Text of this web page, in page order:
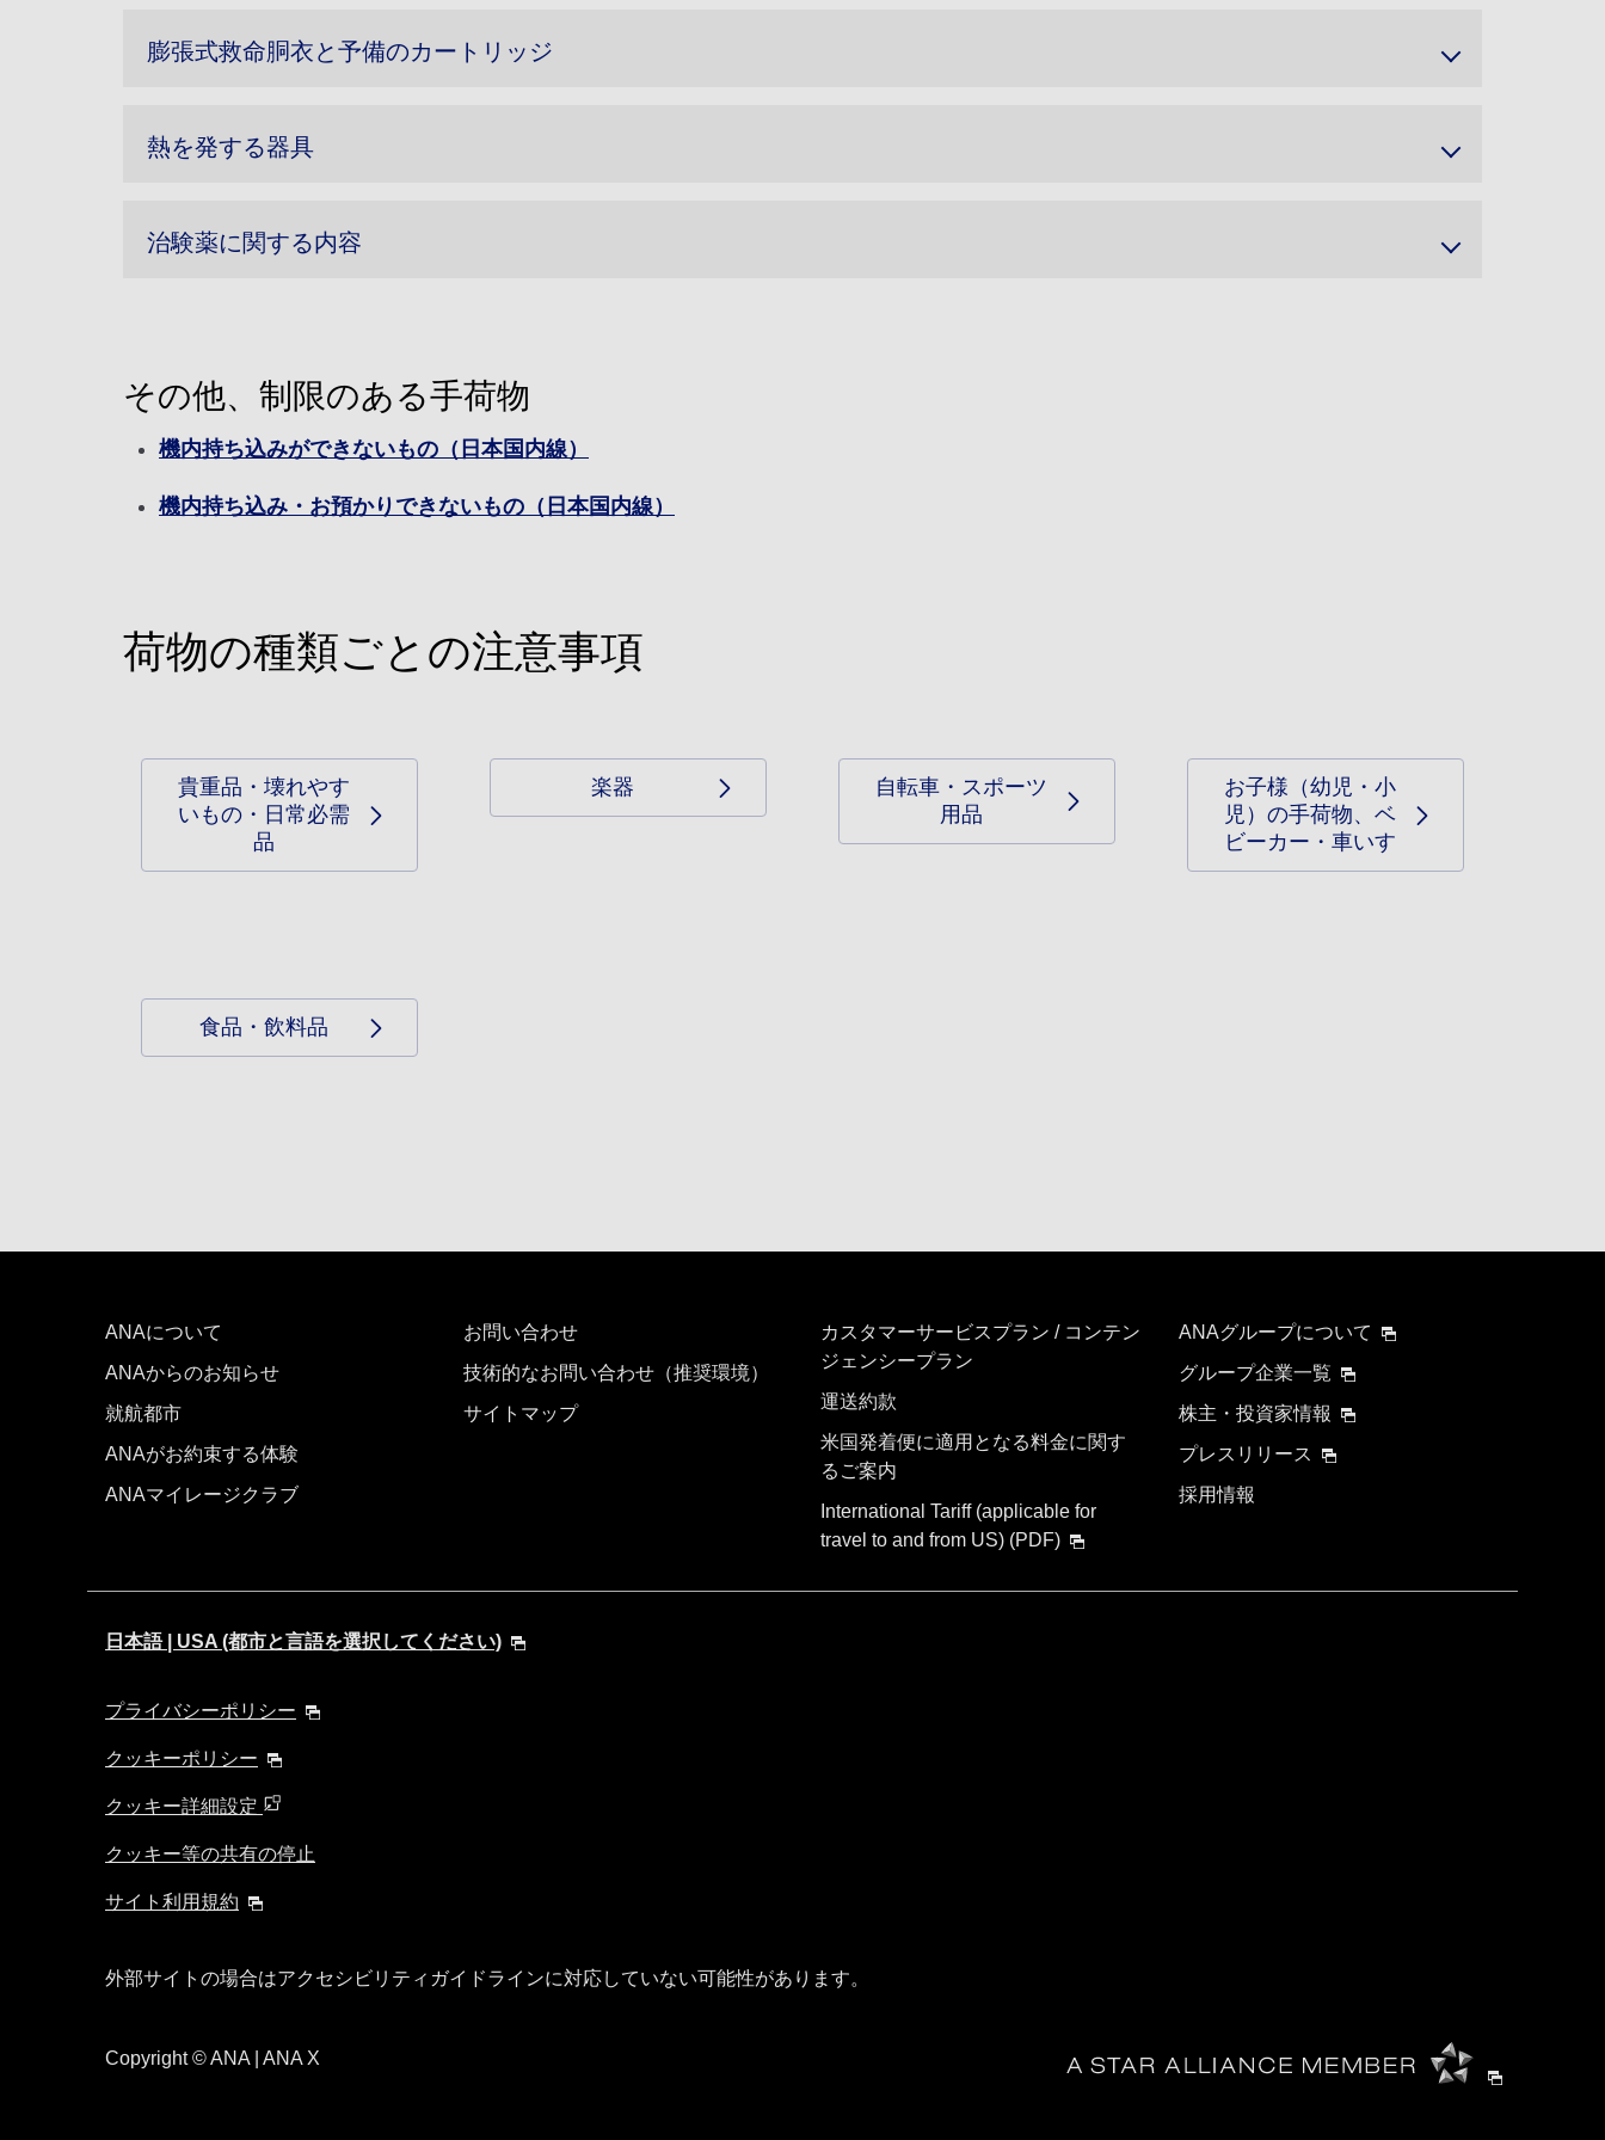
膨張式救命胴衣と予備のカートリッジ
熱を発する器具
治験薬に関する内容
その他、制限のある手荷物
機内持ち込みができないもの（日本国内線）
機内持ち込み・お預かりできないもの（日本国内線）
荷物の種類ごとの注意事項
貴重品・壊れやす
いもの・日常必需
品
楽器
自転車・スポーツ
用品
お子様（幼児・小
児）の手荷物、ベ
ビーカー・車いす
食品・飲料品
ANAについて
ANAからのお知らせ
就航都市
ANAがお約束する体験
ANAマイレージクラブ
お問い合わせ
技術的なお問い合わせ（推奨環境）
サイトマップ
カスタマーサービスプラン / コンテン
ジェンシープラン
運送約款
米国発着便に適用となる料金に関す
るご案内
International Tariff (applicable for
travel to and from US) (PDF)
ANAグループについて
グループ企業一覧
株主・投資家情報
プレスリリース
採用情報
日本語 | USA (都市と言語を選択してください)
プライバシーポリシー
クッキーポリシー
クッキー詳細設定
クッキー等の共有の停止
サイト利用規約
外部サイトの場合はアクセシビリティガイドラインに対応していない可能性があります。
Copyright© ANA | ANA X